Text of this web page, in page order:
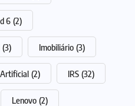
6 (2)
(3) Imobiliário (3)
(2) IRS (32)
Lenovo (2)